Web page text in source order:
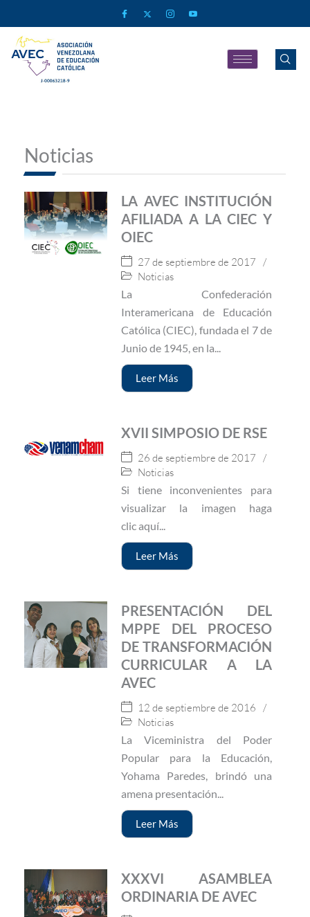
Noticias
LA AVEC INSTITUCIÓN
AFILIADA A LA CIEC Y
OIEC
27 de septiembre de 2017 /
Noticias
La Confederación
Interamericana de Educación
Católica (CIEC), fundada el 7 de
Junio de 1945, en la...
Leer Más
XVII SIMPOSIO DE RSE
26 de septiembre de 2017 /
Noticias
Si tiene inconvenientes para
visualizar la imagen haga
clic aquí...
Leer Más
PRESENTACIÓN DEL
MPPE DEL PROCESO
DE TRANSFORMACIÓN
CURRICULAR A LA
AVEC
12 de septiembre de 2016 /
Noticias
La Viceministra del Poder
Popular para la Educación,
Yohama Paredes, brindó una
amena presentación...
Leer Más
XXXVI ASAMBLEA
ORDINARIA DE AVEC